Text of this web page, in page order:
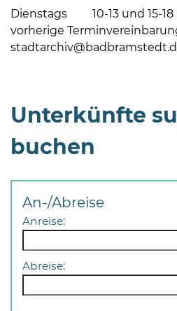
Mo,
Di,
Fr
Uhr
Do
Dienstags 10-13 und 15-18
vorherige
Unterkünfte
buchen
An-/Abreise
Anreise:
Abreise: